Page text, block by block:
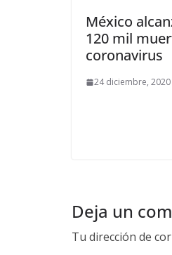
México
120 mil
coronavirus
24 diciembre, 2020
Deja un
Tu dirección de